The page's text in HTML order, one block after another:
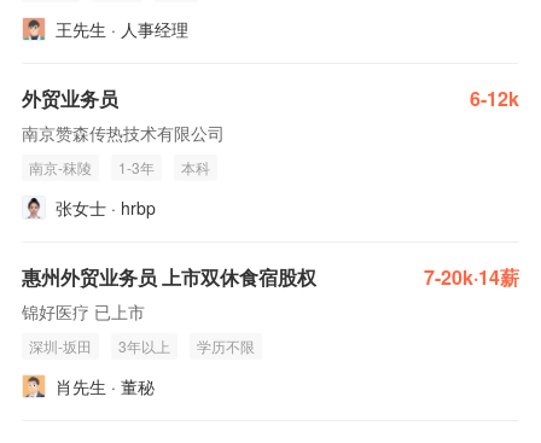
王先生 · 人事经理
外贸业务员 6-12k
南京赞森传热技术有限公司
南京-秣陵 1-3年 本科
张女士 · hrbp
惠州外贸业务员 上市双休食宿股权 7-20k·14薪
锦好医疗 已上市
深圳-坂田 3年以上 学历不限
肖先生 · 董秘